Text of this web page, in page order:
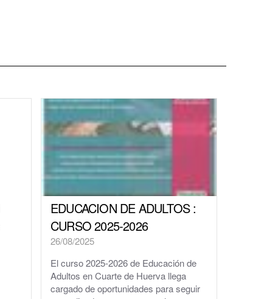
EDUCACION DE ADULTOS :
CURSO 2025-2026
26/08/2025
El curso 2025-2026 de Educación de
Adultos en Cuarte de Huerva llega
cargado de oportunidades para seguir